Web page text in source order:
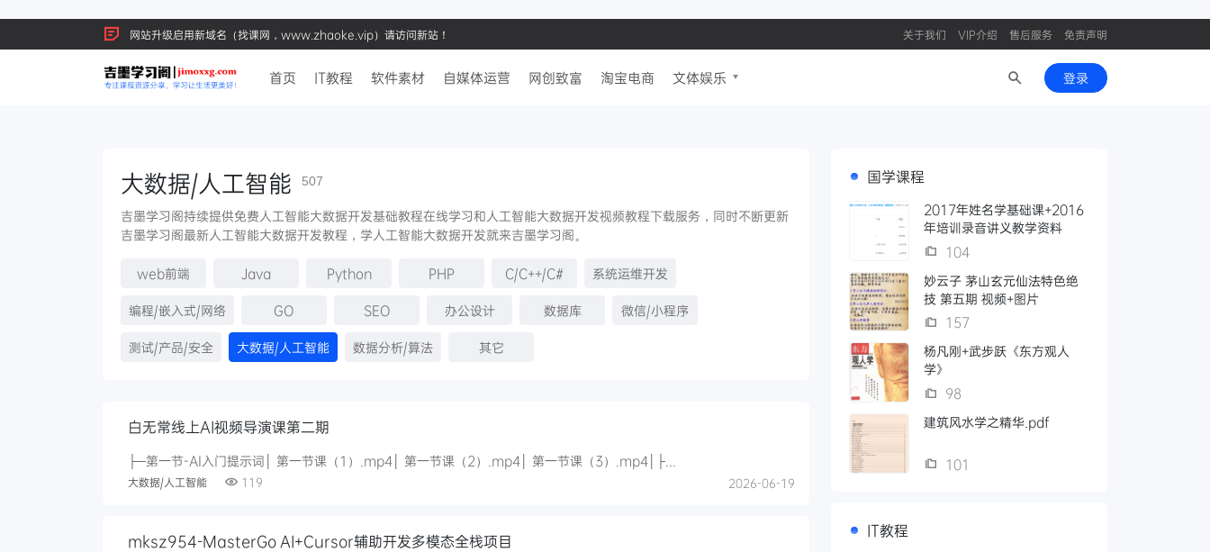
网站升级启用新域名（找课网，www.zhaoke.vip）请访问新站！ 关于我们 VIP介绍 售后服务 免责声明
首页 IT教程 软件素材 自媒体运营 网创致富 淘宝电商 文体娱乐 登录
大数据/人工智能 507
吉墨学习阁持续提供免费人工智能大数据开发基础教程在线学习和人工智能大数据开发视频教程下载服务，同时不断更新
吉墨学习阁最新人工智能大数据开发教程，学人工智能大数据开发就来吉墨学习阁。
web前端 Java Python PHP C/C++/C# 系统运维开发
编程/嵌入式/网络 GO SEO 办公设计 数据库 微信/小程序
测试/产品/安全 大数据/人工智能 数据分析/算法 其它
白无常线上AI视频导演课第二期
├─第一节-AI入门提示词│ 第一节课（1）.mp4│ 第一节课（2）.mp4│ 第一节课（3）.mp4│├...
大数据/人工智能 119 2026-06-19
mksz954-MasterGo AI+Cursor辅助开发多模态全栈项目
国学课程
2017年姓名学基础课+2016
年培训录音讲义教学资料
104
妙云子 茅山玄元仙法特色绝
技 第五期 视频+图片
157
杨凡刚+武步跃《东方观人
学》
98
建筑风水学之精华.pdf
101
IT教程